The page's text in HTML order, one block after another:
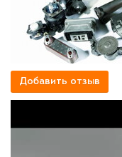
Добавить отзыв